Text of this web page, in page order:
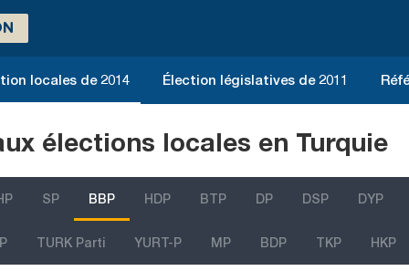
locales de 2014 Élection législatives de 2011
élections locales en Turquie
SP BBP HDP BTP DP DSP DYP
TURK Parti YURT-P MP BDP TKP HKP